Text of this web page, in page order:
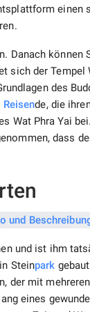
einen
Danach
sich der
des
Reisende, die
Wat Phra Yai
dass
und ist ihm
Steinpark
der mit
eines